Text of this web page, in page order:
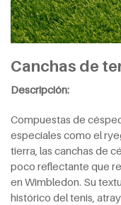
Canchas de
Descripción:
Compuestas de
especiales como el
tierra, las canchas de
poco reflectante que
en Wimbledon. Su
histórico del tenis,